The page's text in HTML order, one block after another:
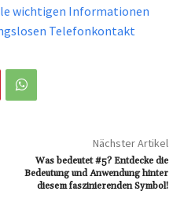
wichtigen Informationen
Telefonkontakt
Nächster Artikel
Was bedeutet #5? Entdecke die
Bedeutung und Anwendung hinter
diesem faszinierenden Symbol!